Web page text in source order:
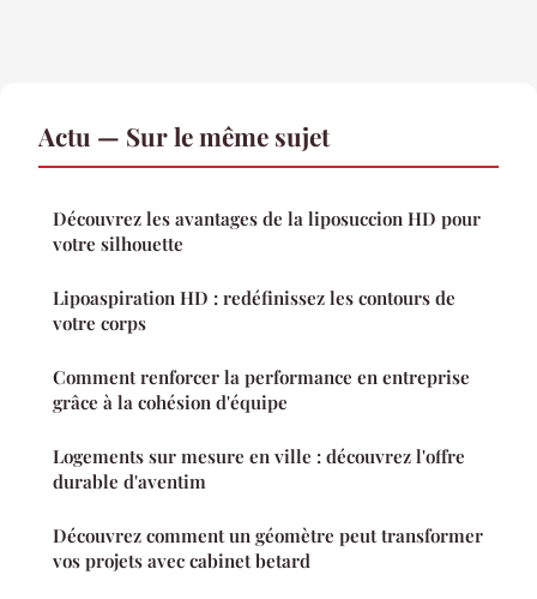
Actu — Sur le même sujet
Découvrez les avantages de la liposuccion HD pour
votre silhouette
Lipoaspiration HD : redéfinissez les contours de
votre corps
Comment renforcer la performance en entreprise
grâce à la cohésion d'équipe
Logements sur mesure en ville : découvrez l'offre
durable d'aventim
Découvrez comment un géomètre peut transformer
vos projets avec cabinet betard